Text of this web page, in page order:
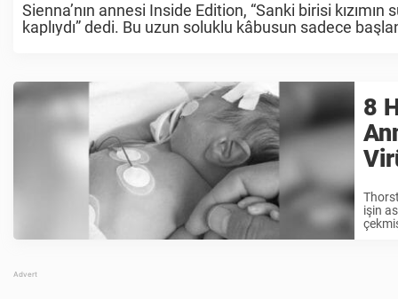
Sienna’nın annesi Inside Edition, “Sanki birisi
kaplıydı” dedi. Bu uzun soluklu kâbusun sadece
8
işin